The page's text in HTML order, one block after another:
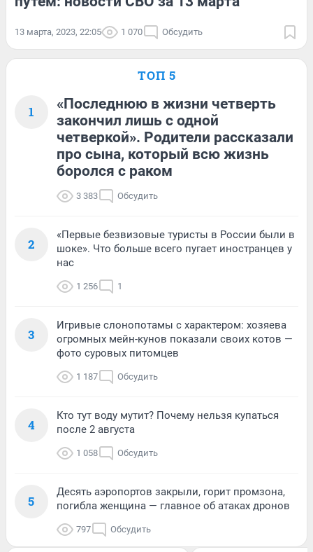
13 марта, 2023, 22:05 1 070 Обсудить
ТОП 5
1
«Последнюю в жизни четверть
закончил лишь с одной
четверкой». Родители рассказали
про сына, который всю жизнь
боролся с раком
3 383 Обсудить
2
«Первые безвизовые туристы в России были в
шоке». Что больше всего пугает иностранцев у
нас
1 256 1
3
Игривые слонопотамы с характером: хозяева
огромных мейн-кунов показали своих котов —
фото суровых питомцев
1 187 Обсудить
4
Кто тут воду мутит? Почему нельзя купаться
после 2 августа
1 058 Обсудить
5
Десять аэропортов закрыли, горит промзона,
погибла женщина — главное об атаках дронов
797 Обсудить